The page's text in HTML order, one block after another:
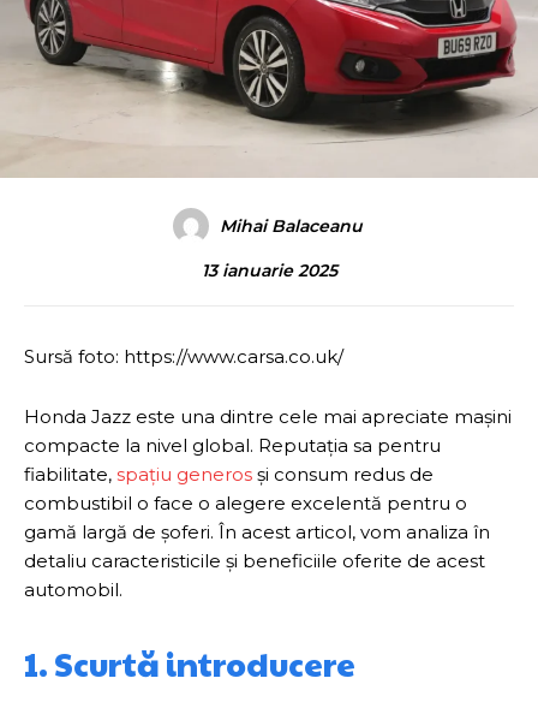
Mihai Balaceanu
13 ianuarie 2025
Sursă foto: https://www.carsa.co.uk/
Honda Jazz este una dintre cele mai apreciate mașini
compacte la nivel global. Reputația sa pentru
fiabilitate, spațiu generos și consum redus de
combustibil o face o alegere excelentă pentru o
gamă largă de șoferi. În acest articol, vom analiza în
detaliu caracteristicile și beneficiile oferite de acest
automobil.
1. Scurtă introducere